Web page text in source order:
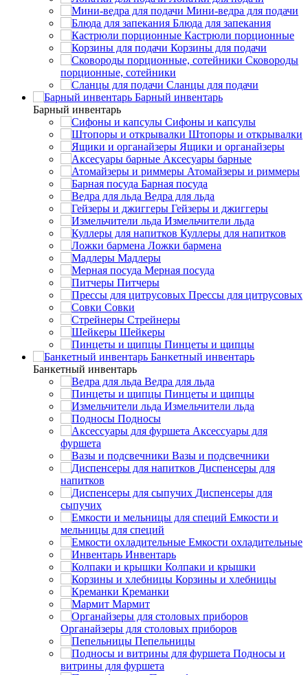
Мини-ведра для подачи
Блюда для запекания
Кастрюли порционные
Корзины для подачи
Сковороды
порционные, сотейники
Сланцы для подачи
Барный инвентарь
Барный инвентарь
Сифоны и капсулы
Штопоры и открывалки
Ящики и органайзеры
Аксесуары барные
Атомайзеры и риммеры
Барная посуда
Ведра для льда
Гейзеры и джиггеры
Измельчители льда
Куллеры для напитков
Ложки бармена
Мадлеры
Мерная посуда
Питчеры
Прессы для цитрусовых
Совки
Стрейнеры
Шейкеры
Пинцеты и щипцы
Банкетный инвентарь
Банкетный инвентарь
Ведра для льда
Пинцеты и щипцы
Измельчители льда
Подносы
Аксессуары для
фуршета
Вазы и подсвечники
Диспенсеры для
напитков
Диспенсеры для
сыпучих
Емкости и
мельницы для специй
Емкости охладительные
Инвентарь
Колпаки и крышки
Корзины и хлебницы
Креманки
Мармит
Органайзеры для столовых приборов
Пепельницы
Подносы и
витрины для фуршета